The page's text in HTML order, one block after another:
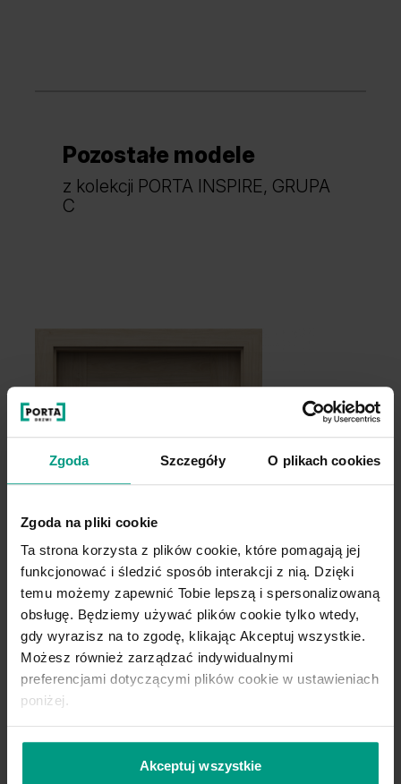
Zgoda Szczegóły O plikach cookies
Zgoda na pliki cookie
Ta strona korzysta z plików cookie, które pomagają jej
funkcjonować i śledzić sposób interakcji z nią. Dzięki
temu możemy zapewnić Tobie lepszą i spersonalizowaną
obsługę. Będziemy używać plików cookie tylko wtedy,
gdy wyrazisz na to zgodę, klikając Akceptuj wszystkie.
Możesz również zarządzać indywidualnymi
preferencjami dotyczącymi plików cookie w ustawieniach
poniżej.
Akceptuj wszystkie
Pozostałe modele
z kolekcji PORTA INSPIRE, GRUPA
C